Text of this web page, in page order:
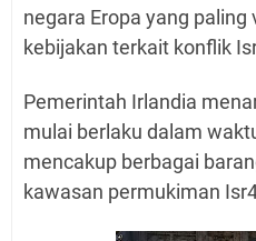
negara Eropa yang
kebijakan terkait konflik
Pemerintah Irlandia
mulai berlaku dalam
mencakup berbagai
kawasan permukiman